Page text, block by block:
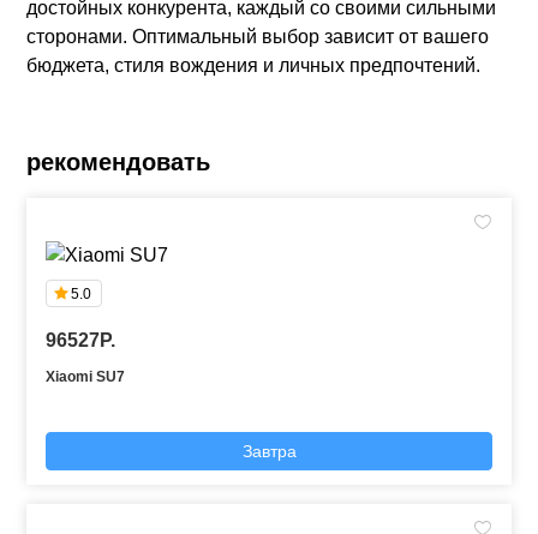
достойных конкурента, каждый со своими сильными
сторонами. Оптимальный выбор зависит от вашего
бюджета, стиля вождения и личных предпочтений.
рекомендовать
5.0
96527P.
Xiaomi SU7
Завтра